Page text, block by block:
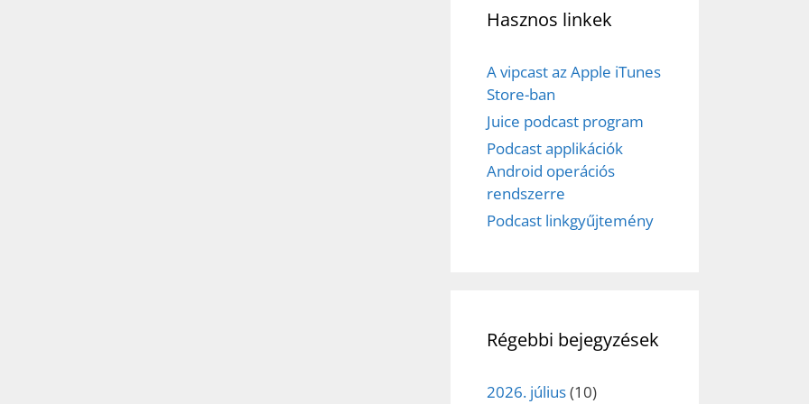
Hasznos linkek
A vipcast az Apple iTunes
Store-ban
Juice podcast program
Podcast applikációk
Android operációs
rendszerre
Podcast linkgyűjtemény
Régebbi bejegyzések
2026. július(10)